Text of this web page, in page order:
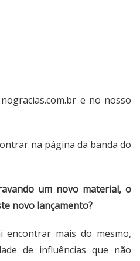
nogracias.com.br e no nosso
na página da banda do
um novo material, o
novo lançamento?
encontrar mais do mesmo,
de influências que não